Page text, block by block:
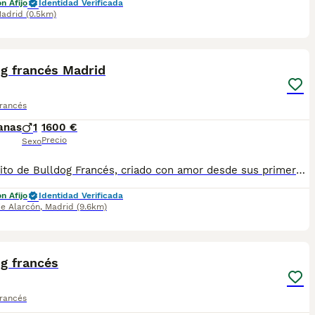
Afijo
Identidad Verificada
(0.5km)
francés Madrid
1
Sexo
1600 €
Precio
Cachorrito de Bulldog Francés, criado con amor desde sus primeros días, socializado en casa y preparado para integrarse a su próximo hogar con alegría y equilibrio. Nuestra forma de criar: Ambiente familiar y socialización temprana Padres sanos y seleccionados Vacunas, desparasitaciones y cartilla al día Microchip y revisión veterinaria Asesoramiento completo antes y después de la entrega Contrato de garantía. Cría con enfoque en salud y bienestar real Web: www.aguasdelcuenco.es Email: aguasdelcuenco@gmail.com Teléfono / WhatsApp: 34 649 916 860 www.facebook.com/aguasdelcuenco https://www.tiktok.com/@delasaguasdelcuenco Ubicación: Madrid Para más información mándanos un mensaje privado y te contamos todo sobre disponibilidad de camadas, fotos de los cachorros y condiciones de reserva. Solo para familias responsables que busquen un compañero para toda la vida.
Afijo
Identidad Verificada
Alarcón, Madrid (9.6km)
francés